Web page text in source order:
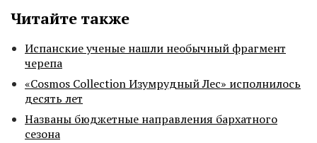
Читайте также
Испанские ученые нашли необычный фрагмент
черепа
«Cosmos Collection Изумрудный Лес» исполнилось
десять лет
Названы бюджетные направления бархатного
сезона